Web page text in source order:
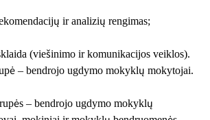
ir analizių rengimas;
(viešinimo ir komunikacijos veiklos).
– bendrojo ugdymo mokyklų mokytojai.
– bendrojo ugdymo mokyklų